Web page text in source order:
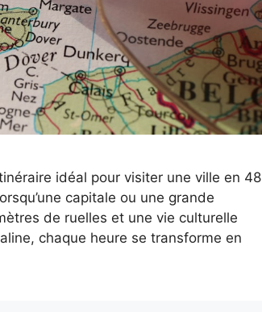
idéal pour visiter une ville en 48
capitale ou une grande
de ruelles et une vie culturelle
chaque heure se transforme en